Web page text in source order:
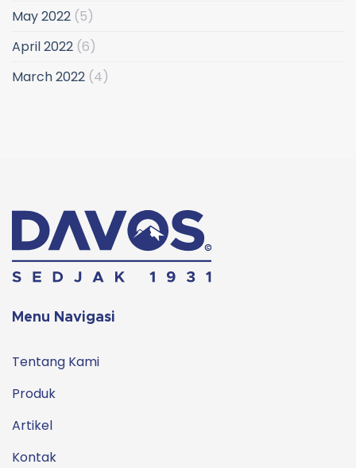
May 2022 (5)
April 2022 (6)
March 2022 (4)
Menu Navigasi
Tentang Kami
Produk
Artikel
Kontak